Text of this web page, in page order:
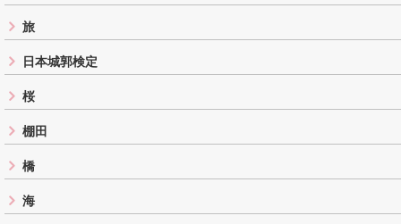
旅
日本城郭検定
桜
棚田
橋
海